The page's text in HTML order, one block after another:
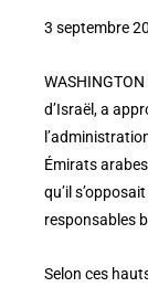
3 septembre
d’Israël, a
Émirats
qu’il
responsables
Selon ces